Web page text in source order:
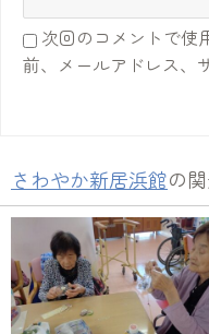
次回のコメントで使
前、メールアドレス、
さわやか新居浜館の